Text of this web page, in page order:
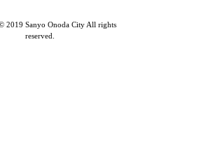
2019 Sanyo Onoda City All rights
reserved.